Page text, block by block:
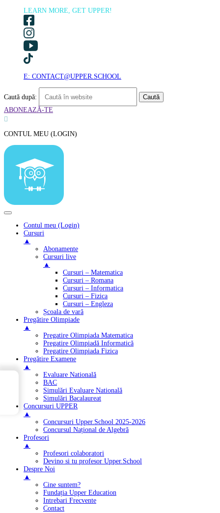
LEARN MORE, GET UPPER!
E: CONTACT@UPPER.SCHOOL
Caută după:
ABONEAZĂ-TE

CONTUL MEU (LOGIN)
Contul meu (Login)
Cursuri
▲
Abonamente
Cursuri live
▲
Cursuri – Matematica
Cursuri – Romana
Cursuri – Informatica
Cursuri – Fizica
Cursuri – Engleza
Școala de vară
Pregătire Olimpiade
▲
Pregatire Olimpiada Matematica
Pregatire Olimpiadă Informatică
Pregatire Olimpiada Fizica
Pregătire Examene
▲
Evaluare Natională
BAC
Simulări Evaluare Natională
Simulări Bacalaureat
Concursuri UPPER
▲
Concursuri Upper.School 2025-2026
Concursul Național de Algebră
Profesori
▲
Profesori colaboratori
Devino si tu profesor Upper.School
Despre Noi
▲
Cine suntem?
Fundația Upper Education
Intrebari Frecvente
Contact